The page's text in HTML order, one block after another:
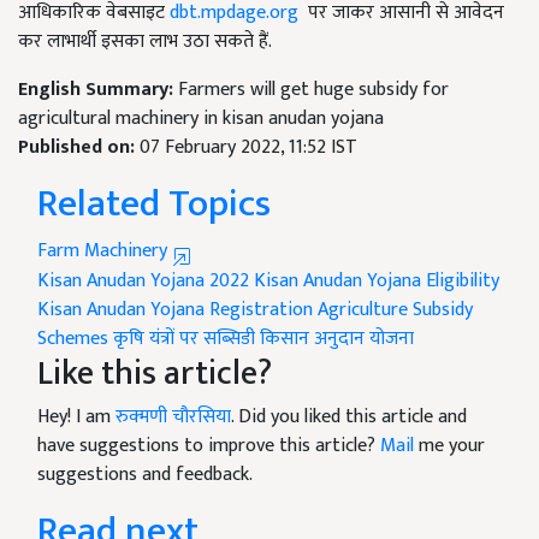
आधिकारिक वेबसाइटdbt.mpdage.org पर जाकर आसानी से आवेदन
कर लाभार्थी इसका लाभ उठा सकते हैं.
English Summary:Farmers will get huge subsidy for
agricultural machinery in kisan anudan yojana
Published on:07 February 2022, 11:52 IST
Related Topics
Farm Machinery
Kisan Anudan Yojana 2022Kisan Anudan Yojana Eligibility
Kisan Anudan Yojana RegistrationAgriculture Subsidy
Schemesकृषि यंत्रों पर सब्सिडीकिसान अनुदान योजना
Like this article?
Hey! I amरुक्मणी चौरसिया. Did you liked this article and
have suggestions to improve this article? Mailme your
suggestions and feedback.